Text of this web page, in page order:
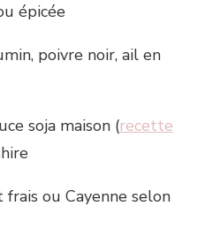
épicée
poivre noir, ail en
soja maison (recette
ou Cayenne selon